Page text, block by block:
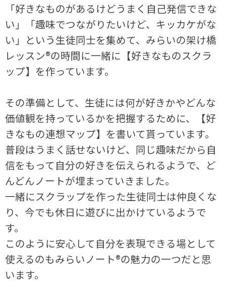
「好きなものがあるけどうまく自己発信できな
い」「趣味でつながりたいけど、キッカケがな
い」という生徒同士を集めて、みらいの架け橋
レッスン®の時間に一緒に【好きなものスクラ
ップ】を作っています。
その準備として、生徒には何が好きかやどんな
価値観を持っているかを把握するために、【好
きなもの連想マップ】を書いて貰っています。
普段はうまく話せないけど、同じ趣味だから自
信をもって自分の好きを伝えられるようで、ど
んどんノートが埋まっていきました。
一緒にスクラップを作った生徒同士は仲良くな
り、今でも休日に遊びに出かけているようで
す。
このように安心して自分を表現できる場として
使えるのもみらいノート®の魅力の一つだと思
います。